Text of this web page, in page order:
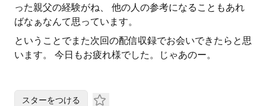
った親父の経験がね、 他の人の参考になることもあれ
ばなぁなんて思っています。
ということでまた次回の配信収録でお会いできたらと思
います。 今日もお疲れ様でした。じゃあのー。
スターをつける